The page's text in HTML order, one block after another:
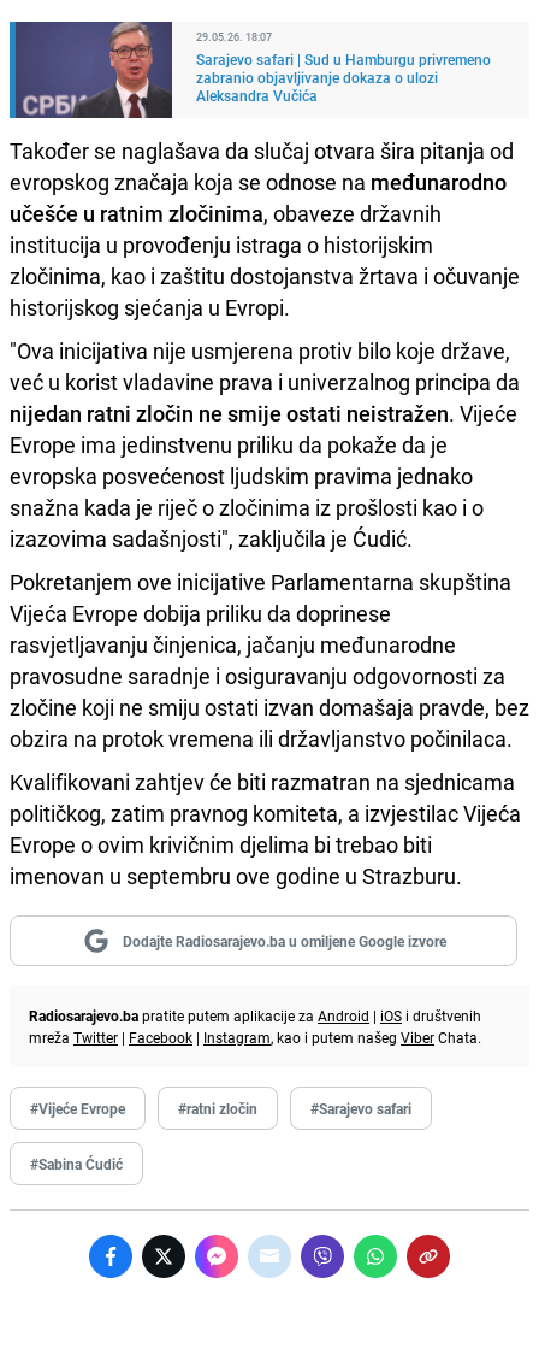
29.05.26. 18:07
Sarajevo safari | Sud u Hamburgu privremeno
zabranio objavljivanje dokaza o ulozi
Aleksandra Vučića
Također se naglašava da slučaj otvara šira pitanja od
evropskog značaja koja se odnose na međunarodno
učešće u ratnim zločinima, obaveze državnih
institucija u provođenju istraga o historijskim
zločinima, kao i zaštitu dostojanstva žrtava i očuvanje
historijskog sjećanja u Evropi.
"Ova inicijativa nije usmjerena protiv bilo koje države,
već u korist vladavine prava i univerzalnog principa da
nijedan ratni zločin ne smije ostati neistražen. Vijeće
Evrope ima jedinstvenu priliku da pokaže da je
evropska posvećenost ljudskim pravima jednako
snažna kada je riječ o zločinima iz prošlosti kao i o
izazovima sadašnjosti", zaključila je Ćudić.
Pokretanjem ove inicijative Parlamentarna skupština
Vijeća Evrope dobija priliku da doprinese
rasvjetljavanju činjenica, jačanju međunarodne
pravosudne saradnje i osiguravanju odgovornosti za
zločine koji ne smiju ostati izvan domašaja pravde, bez
obzira na protok vremena ili državljanstvo počinilaca.
Kvalifikovani zahtjev će biti razmatran na sjednicama
političkog, zatim pravnog komiteta, a izvjestilac Vijeća
Evrope o ovim krivičnim djelima bi trebao biti
imenovan u septembru ove godine u Strazburu.
Dodajte Radiosarajevo.ba u omiljene Google izvore
Radiosarajevo.bapratite putem aplikacije za Android | iOS i društvenih
mreža Twitter | Facebook | Instagram, kao i putem našeg ViberChata.
#Vijeće Evrope #ratni zločin #Sarajevo safari
#Sabina Ćudić